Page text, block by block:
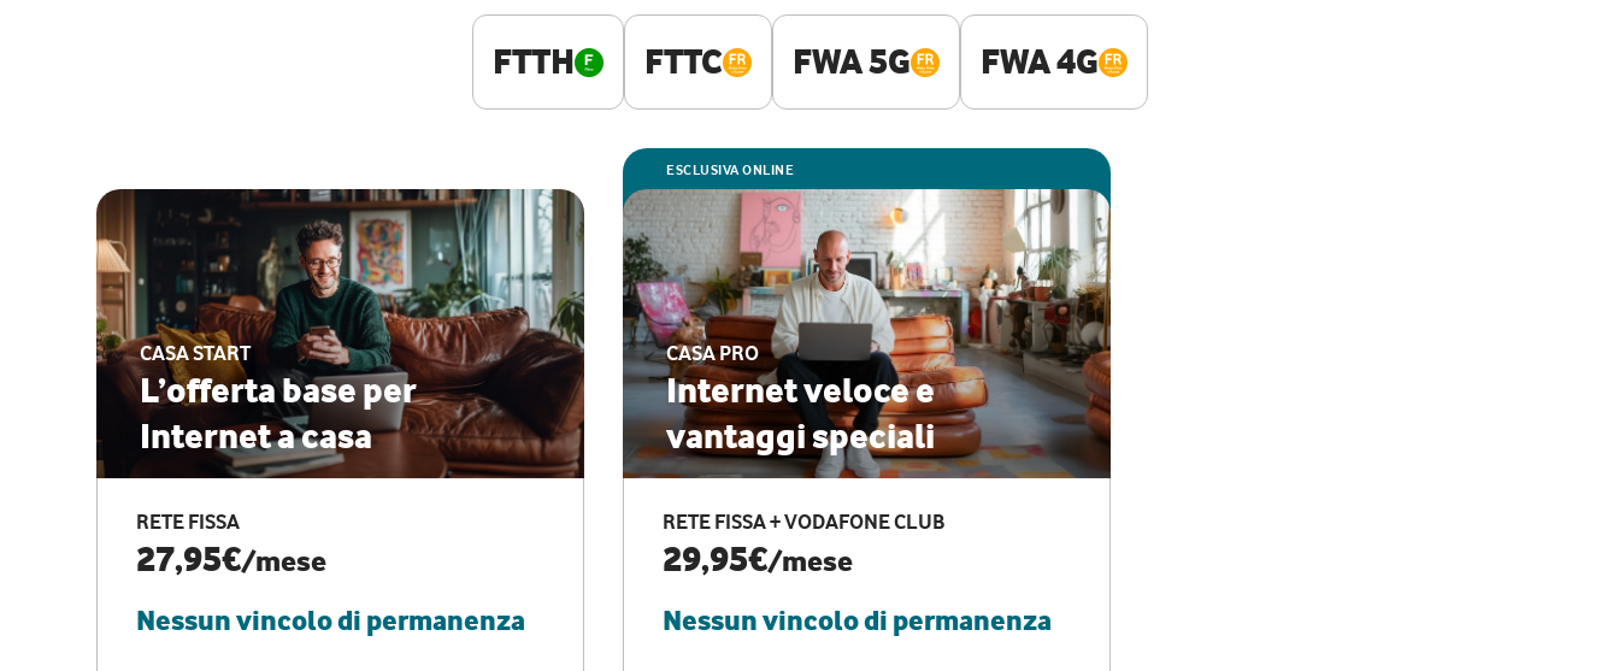
FTTH FTTC FWA 5G FWA 4G
CASA START
L’offerta base per
Internet a casa
RETE FISSA
27,95€/mese
Nessun vincolo di permanenza
ESCLUSIVA ONLINE
CASA PRO
Internet veloce e
vantaggi speciali
RETE FISSA + VODAFONE CLUB
29,95€/mese
Nessun vincolo di permanenza